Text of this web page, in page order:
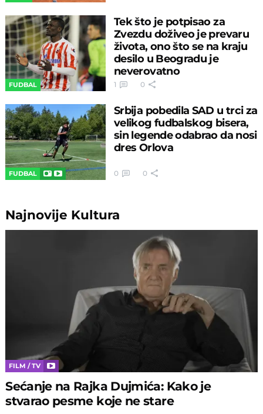
FUDBAL
Tek što je potpisao za
Zvezdu doživeo je prevaru
života, ono što se na kraju
desilo u Beogradu je
neverovatno
1 0
FUDBAL
Srbija pobedila SAD u trci za
velikog fudbalskog bisera,
sin legende odabrao da nosi
dres Orlova
0 0
Najnovije Kultura
FILM / TV
Sećanje na Rajka Dujmića: Kako je
stvarao pesme koje ne stare